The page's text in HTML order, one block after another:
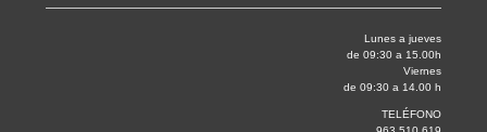
Lunes a jueves
de 09:30 a 15.00h
Viernes
de 09:30 a 14.00 h
TELÉFONO